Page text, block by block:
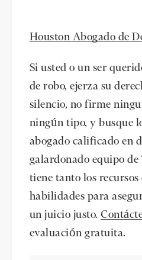
Houston Abogado de
Si usted o un ser
de robo, ejerza su
silencio, no firme
ningún tipo, y busque
abogado calificado en
galardonado equipo
tiene tanto los recursos
habilidades para
un juicio justo.
evaluación gratuita.